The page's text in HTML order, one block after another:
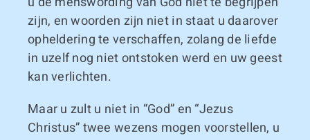
zijn, en woorden zijn niet in staat u daarover
opheldering te verschaffen, zolang de liefde
in uzelf nog niet ontstoken werd en uw geest
kan verlichten.
Maar u zult u niet in “God” en “Jezus
Christus” twee wezens mogen voorstellen, u